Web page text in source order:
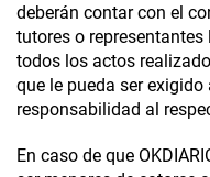
deberán contar con el
tutores o
todos los actos
que le pueda ser exigido
responsabilidad al
En caso de que